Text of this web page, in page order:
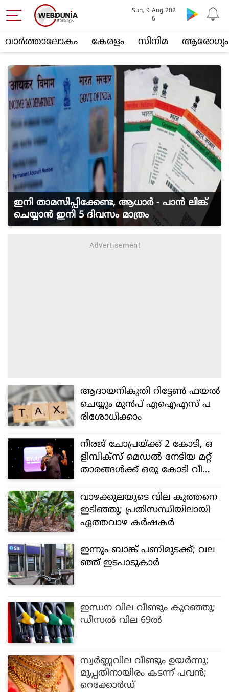
വാര്‍ത്താലോകം കേരളം സിനിമ ആരോഗ്യം
Sun, 9 Aug 202
6
ഇനി താമസിപ്പിക്കേണ്ട, ആധാർ - പാൻ ലിങ്ക്
ചെയ്യാൻ ഇനി 5 ദിവസം മാത്രം
ആദായനികുതി റിട്ടേൺ ഫയൽ
ചെയ്യും മുൻപ് എഐഎസ് പ
രിശോധിക്കാം
നീരജ് ചോപ്രയ്‌ക്ക് 2 കോടി, ഒ
ളിമ്പിക്‌സ് മെഡൽ നേടിയ മറ്റ്
താരങ്ങൾക്ക് ഒരു കോടി വീതം:
വമ്പൻ പാരിതോഷികം പ്ര
ഖ്യാപിച്ച് ബൈജൂസ്
വാഴക്കുലയുടെ വില കുത്തനെ
ഇടിഞ്ഞു; പ്രതിസന്ധിയിലായി
ഏത്തവാഴ കർഷകർ
ഇന്നും ബാങ്ക് പണിമുടക്ക്; വല
ഞ്ഞ് ഇടപാടുകാർ
ഇന്ധന വില വീണ്ടും കുറഞ്ഞു;
ഡീസൽ വില 69ൽ
സ്വർണ്ണവില വീണ്ടും ഉയർന്നു;
മുപ്പതിനായിരം കടന്ന് പവൻ;
റെക്കോർഡ്